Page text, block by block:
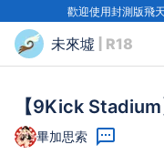
歡迎使用封測版飛
未來墟 | R18
【9Kick Stadium
畢加思索